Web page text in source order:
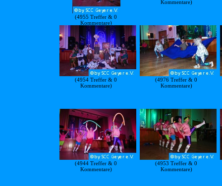
(4955 Treffer & 0
Kommentare)
Kommentare)
(4954 Treffer & 0
Kommentare)
(4976 Treffer & 0
Kommentare)
(4944 Treffer & 0
Kommentare)
(4953 Treffer & 0
Kommentare)